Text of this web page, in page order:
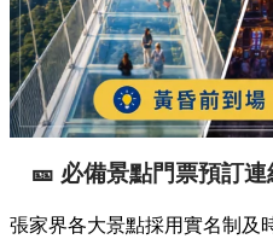
🎫 必備景點門票預訂連
張家界各大景點採用實名制及